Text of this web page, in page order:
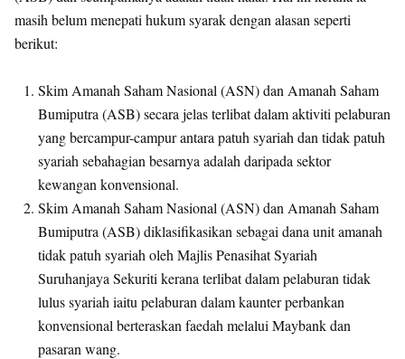
masih belum menepati hukum syarak dengan alasan seperti
berikut:
Skim Amanah Saham Nasional (ASN) dan Amanah Saham
Bumiputra (ASB) secara jelas terlibat dalam aktiviti pelaburan
yang bercampur-campur antara patuh syariah dan tidak patuh
syariah sebahagian besarnya adalah daripada sektor
kewangan konvensional.
Skim Amanah Saham Nasional (ASN) dan Amanah Saham
Bumiputra (ASB) diklasifikasikan sebagai dana unit amanah
tidak patuh syariah oleh Majlis Penasihat Syariah
Suruhanjaya Sekuriti kerana terlibat dalam pelaburan tidak
lulus syariah iaitu pelaburan dalam kaunter perbankan
konvensional berteraskan faedah melalui Maybank dan
pasaran wang.